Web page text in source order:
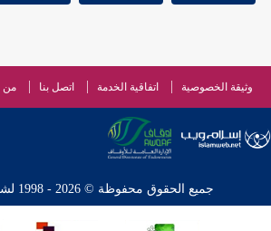
وثيقة الخصوصية اتفاقية الخدمة اتصل بنا من
جميع الحقوق محفوظة © 2026 - 1998 لشبكة إسلام ويب